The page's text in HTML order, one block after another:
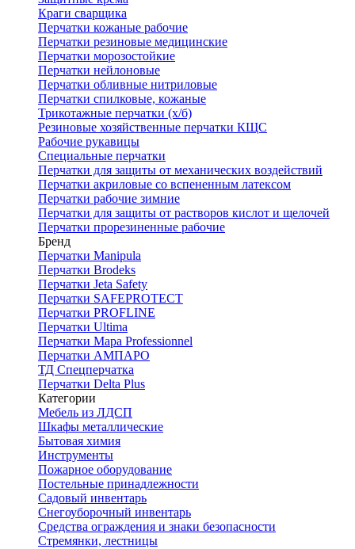
Краги сварщика
Перчатки кожаные рабочие
Перчатки резиновые медицинские
Перчатки морозостойкие
Перчатки нейлоновые
Перчатки обливные нитриловые
Перчатки спилковые, кожаные
Трикотажные перчатки (х/б)
Резиновые хозяйственные перчатки КЩС
Рабочие рукавицы
Специальные перчатки
Перчатки для защиты от механических воздействий
Перчатки акриловые со вспененным латексом
Перчатки рабочие зимние
Перчатки для защиты от растворов кислот и щелочей
Перчатки прорезиненные рабочие
Бренд
Перчатки Manipula
Перчатки Brodeks
Перчатки Jeta Safety
Перчатки SAFEPROTECT
Перчатки PROFLINE
Перчатки Ultima
Перчатки Мара Professionnel
Перчатки АМПАРО
ТД Спецперчатка
Перчатки Delta Plus
Категории
Мебель из ЛДСП
Шкафы металлические
Бытовая химия
Инструменты
Пожарное оборудование
Постельные принадлежности
Садовый инвентарь
Снегоуборочный инвентарь
Средства ограждения и знаки безопасности
Стремянки, лестницы